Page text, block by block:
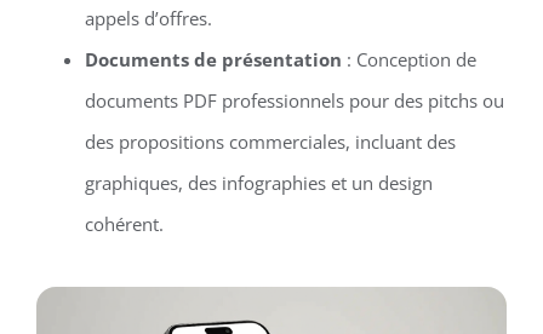
appels d’offres.
Documents de présentation : Conception de
documents PDF professionnels pour des pitchs ou
des propositions commerciales, incluant des
graphiques, des infographies et un design
cohérent.